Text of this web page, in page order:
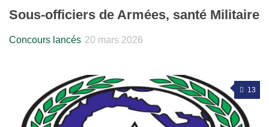
Sous-officiers de Armées, santé Militaire
Concours lancés 20 mars 2026
13